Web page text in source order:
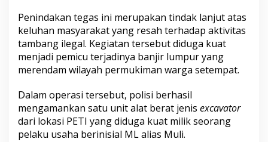
Penindakan tegas ini merupakan tindak lanjut atas
keluhan masyarakat yang resah terhadap aktivitas
tambang ilegal. Kegiatan tersebut diduga kuat
menjadi pemicu terjadinya banjir lumpur yang
merendam wilayah permukiman warga setempat.
Dalam operasi tersebut, polisi berhasil
mengamankan satu unit alat berat jenis excavator
dari lokasi PETI yang diduga kuat milik seorang
pelaku usaha berinisial ML alias Muli.